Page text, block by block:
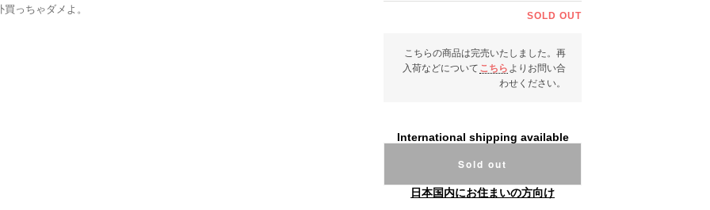
買っちゃダメよ。
SOLD OUT
こちらの商品は完売いたしました。再
入荷などについて こちら よりお問い合
わせください。
International shipping available
Sold out
日本国内にお住まいの方向け